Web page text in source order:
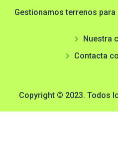
Gestionamos terrenos
Nuestra
Contacta
Copyright © 2023. Todos